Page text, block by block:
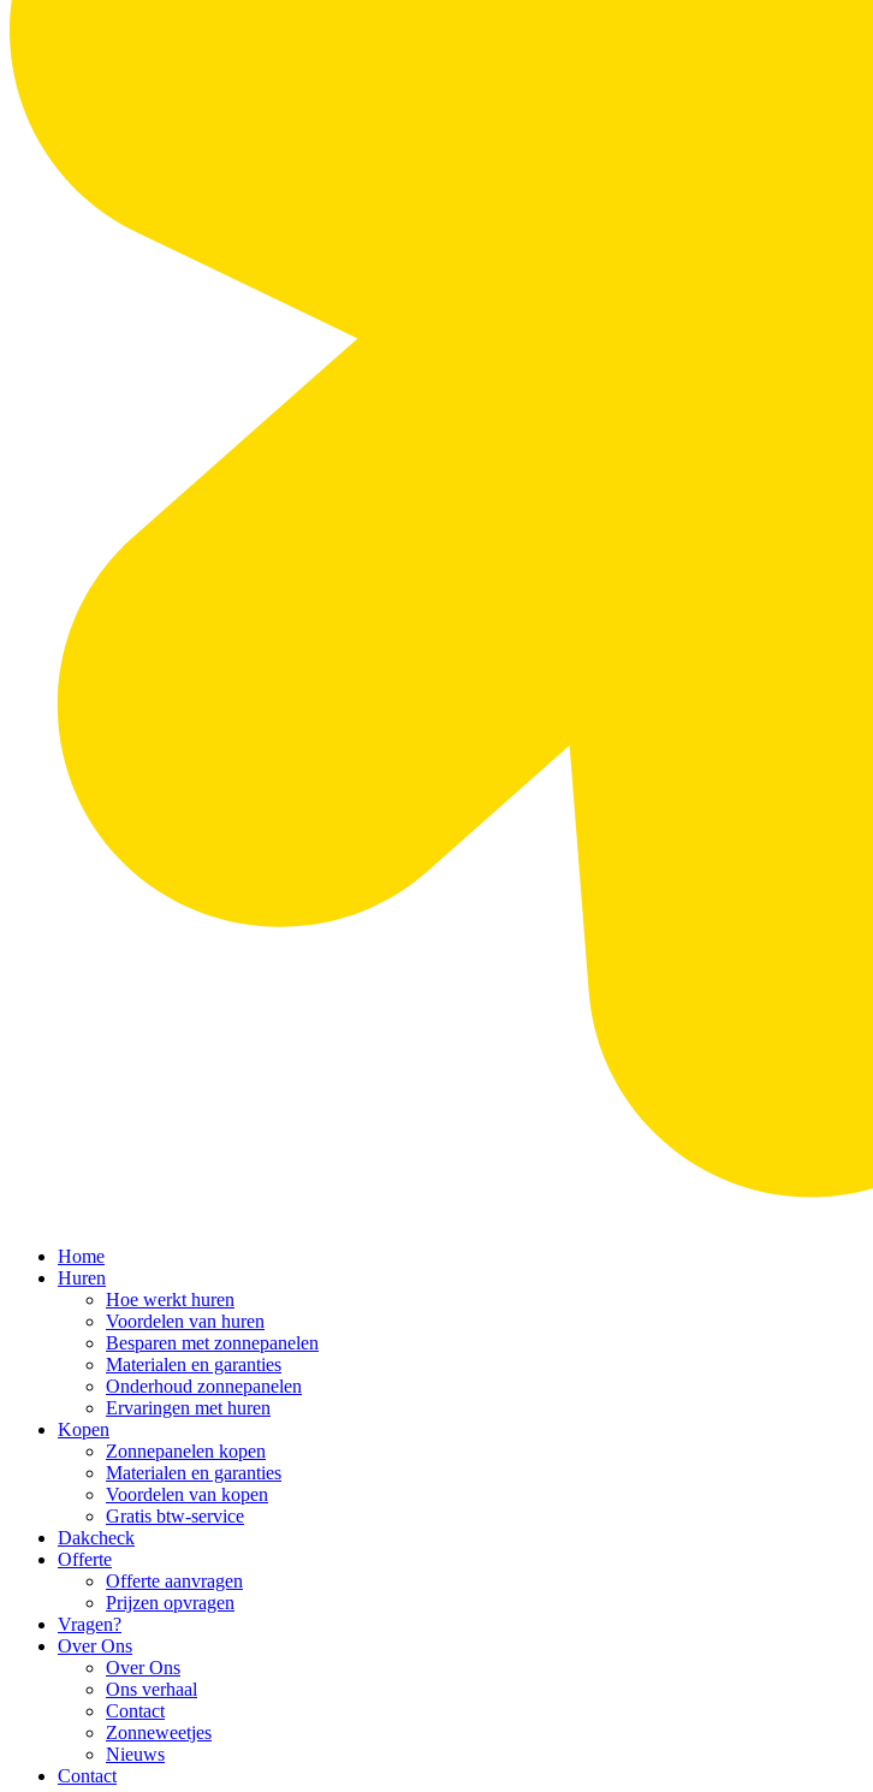
Home
Huren
Hoe werkt huren
Voordelen van huren
Besparen met zonnepanelen
Materialen en garanties
Onderhoud zonnepanelen
Ervaringen met huren
Kopen
Zonnepanelen kopen
Materialen en garanties
Voordelen van kopen
Gratis btw-service
Dakcheck
Offerte
Offerte aanvragen
Prijzen opvragen
Vragen?
Over Ons
Over Ons
Ons verhaal
Contact
Zonneweetjes
Nieuws
Contact